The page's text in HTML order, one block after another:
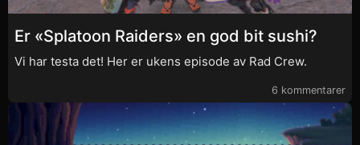
Er «Splatoon Raiders» en god bit sushi?
Vi har testa det! Her er ukens episode av Rad Crew.
6 kommentarer